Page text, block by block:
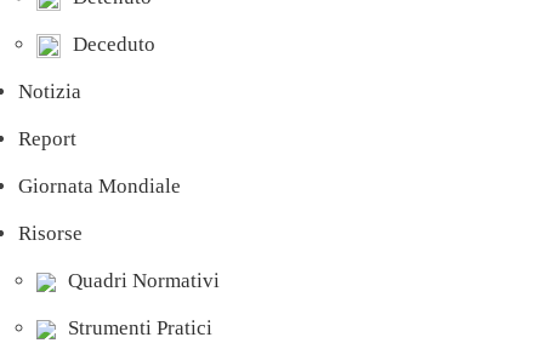
Deceduto
Notizia
Report
Giornata Mondiale
Risorse
Quadri Normativi
Strumenti Pratici